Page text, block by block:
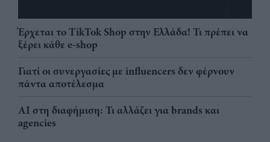
Έρχεται το TikTok Shop στην Ελλάδα! Τι πρέπει να
ξέρει κάθε e-shop
Γιατί οι συνεργασίες με influencers δεν φέρνουν
πάντα αποτέλεσμα
AI στη διαφήμιση: Τι αλλάζει για brands και
agencies